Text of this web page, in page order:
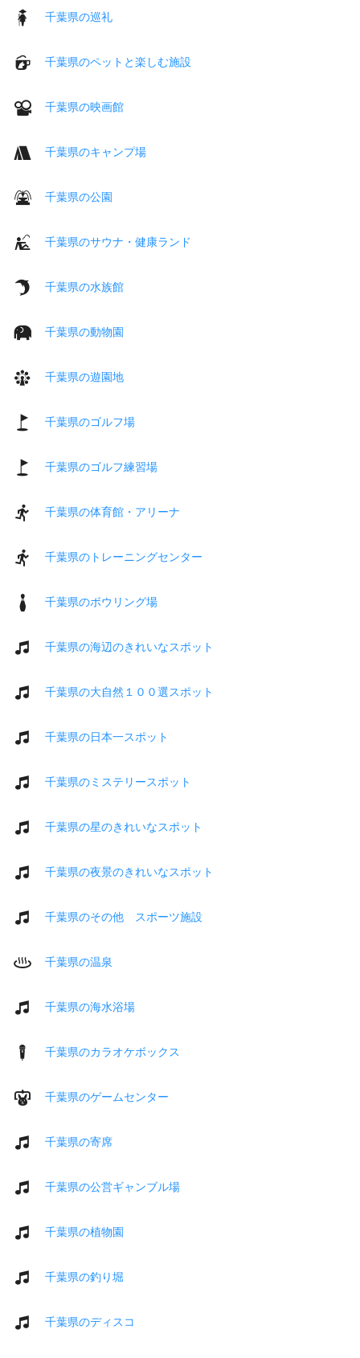
千葉県の巡礼
千葉県のペットと楽しむ施設
千葉県の映画館
千葉県のキャンプ場
千葉県の公園
千葉県のサウナ・健康ランド
千葉県の水族館
千葉県の動物園
千葉県の遊園地
千葉県のゴルフ場
千葉県のゴルフ練習場
千葉県の体育館・アリーナ
千葉県のトレーニングセンター
千葉県のボウリング場
千葉県の海辺のきれいなスポット
千葉県の大自然１００選スポット
千葉県の日本一スポット
千葉県のミステリースポット
千葉県の星のきれいなスポット
千葉県の夜景のきれいなスポット
千葉県のその他 スポーツ施設
千葉県の温泉
千葉県の海水浴場
千葉県のカラオケボックス
千葉県のゲームセンター
千葉県の寄席
千葉県の公営ギャンブル場
千葉県の植物園
千葉県の釣り堀
千葉県のディスコ